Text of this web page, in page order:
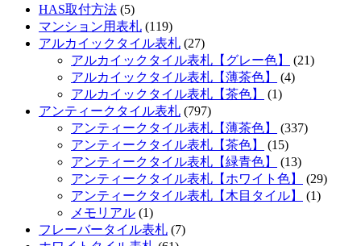
HAS取付方法 (5)
マンション用表札 (119)
アルカイックタイル表札 (27)
アルカイックタイル表札【グレー色】
(21)
アルカイックタイル表札【薄茶色】
(4)
アルカイックタイル表札【茶色】
(1)
アンティークタイル表札 (797)
アンティークタイル表札【薄茶色】
(337)
アンティークタイル表札【茶色】
(15)
アンティークタイル表札【緑青色】
(13)
アンティークタイル表札【ホワイト色】
(29)
アンティークタイル表札【木目タイル】
(1)
メモリアル (1)
フレーバータイル表札 (7)